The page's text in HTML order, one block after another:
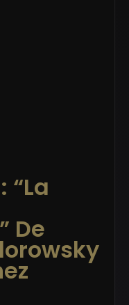
“La
De